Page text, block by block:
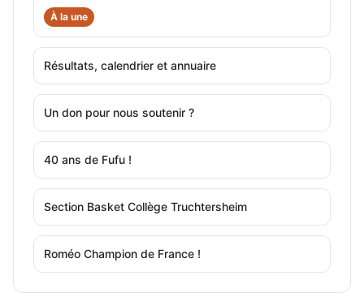
À la une
Résultats, calendrier et annuaire
Un don pour nous soutenir ?
40 ans de Fufu !
Section Basket Collège Truchtersheim
Roméo Champion de France !